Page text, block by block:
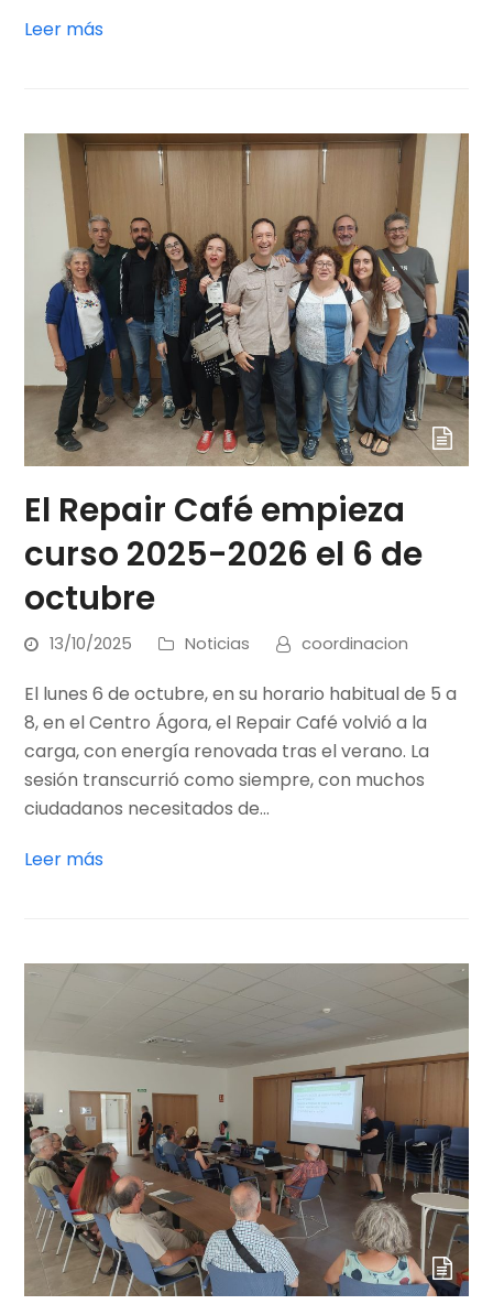
Leer más
El Repair Café empieza
curso 2025-2026 el 6 de
octubre
13/10/2025 Noticias coordinacion
El lunes 6 de octubre, en su horario habitual de 5 a
8, en el Centro Ágora, el Repair Café volvió a la
carga, con energía renovada tras el verano. La
sesión transcurrió como siempre, con muchos
ciudadanos necesitados de…
Leer más